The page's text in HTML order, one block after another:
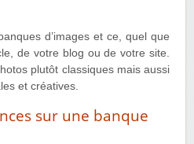
d’images et ce, quel que
de votre blog ou de votre site.
plutôt classiques mais aussi
et créatives.
sur une banque